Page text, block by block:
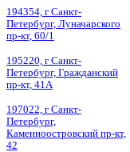
194354, г Санкт-
Петербург, Луначарского
пр-кт, 60/1
195220, г Санкт-
Петербург, Гражданский
пр-кт, 41А
197022, г Санкт-
Петербург,
Каменноостровский пр-кт,
42